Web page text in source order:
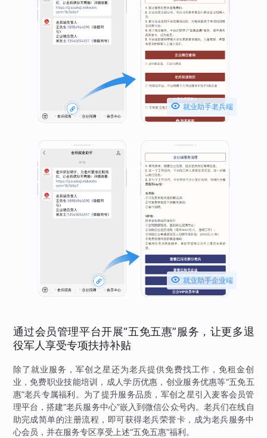
 就业助手老兵端
 就业助手企业端
通过会员管理平台开展“五免五惠”服务，让更多退
役军人享受专项扶持补贴
除了就业服务，军创之星还为老兵提供免费找工作，免租金创
业，免费职业技能培训，成人学历优惠，创业服务优惠等“五免五
惠”老兵专属福利。为了提升服务品质，军创之星引入麦客会员管
理平台，搭建“老兵服务中心”嵌入到微信公众号内。老兵们在线自
助完成简单的注册流程，即可获得老兵荣誉卡，成为老兵服务中
心会员，并在服务专区享受上述“五免五惠”福利。